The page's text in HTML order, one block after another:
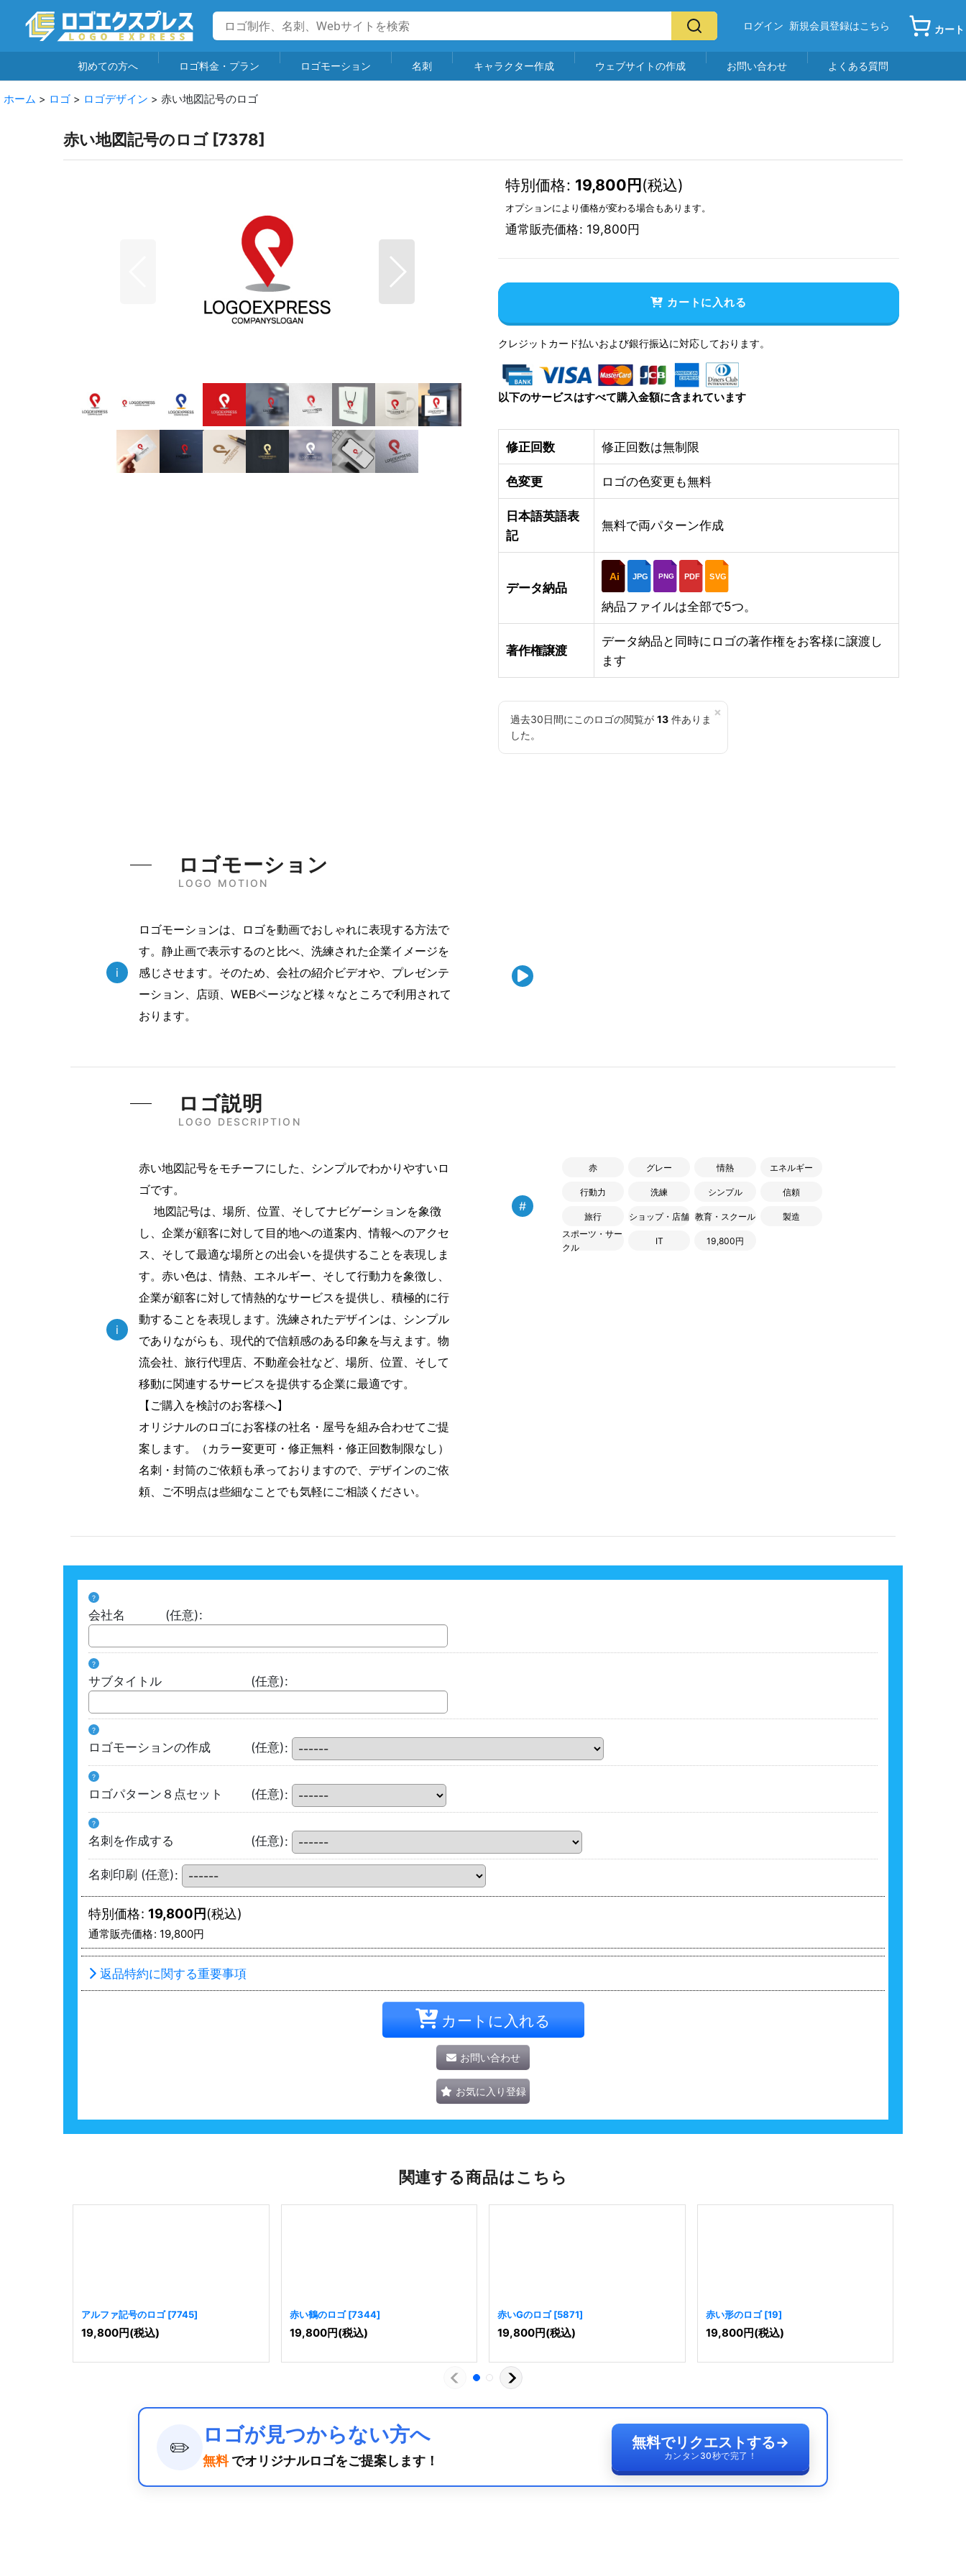
ログイン 新規会員登録はこちら カート
初めての方へ ロゴ料金・プラン ロゴモーション 名刺 キャラクター作成 ウェブサイトの作成 お問い合わせ よくある質問
ホーム > ロゴ > ロゴデザイン > 赤い地図記号のロゴ
赤い地図記号のロゴ [7378]
特別価格: 19,800円(税込)
オプションにより価格が変わる場合もあります。
通常販売価格: 19,800円
カートに入れる
クレジットカード払いおよび銀行振込に対応しております。
以下のサービスはすべて購入金額に含まれています
修正回数 修正回数は無制限
色変更 ロゴの色変更も無料
日本語英語表
記
無料で両パターン作成
データ納品
Ai JPG PNG PDF SVG
納品ファイルは全部で5つ。
著作権譲渡
データ納品と同時にロゴの著作権をお客様に譲渡し
ます
×
過去30日間にこのロゴの閲覧が 13 件ありま
した。
LOGO MOTION
ロゴモーション
i
ロゴモーションは、ロゴを動画でおしゃれに表現する方法で
す。静止画で表示するのと比べ、洗練された企業イメージを
感じさせます。そのため、会社の紹介ビデオや、プレゼンテ
ーション、店頭、WEBページなど様々なところで利用されて
おります。

LOGO DESCRIPTION
ロゴ説明
i
赤い地図記号をモチーフにした、シンプルでわかりやすいロ
ゴです。
地図記号は、場所、位置、そしてナビゲーションを象徴
し、企業が顧客に対して目的地への道案内、情報へのアクセ
ス、そして最適な場所との出会いを提供することを表現しま
す。赤い色は、情熱、エネルギー、そして行動力を象徴し、
企業が顧客に対して情熱的なサービスを提供し、積極的に行
動することを表現します。洗練されたデザインは、シンプル
でありながらも、現代的で信頼感のある印象を与えます。物
流会社、旅行代理店、不動産会社など、場所、位置、そして
移動に関連するサービスを提供する企業に最適です。
【ご購入を検討のお客様へ】
オリジナルのロゴにお客様の社名・屋号を組み合わせてご提
案します。（カラー変更可・修正無料・修正回数制限なし）
名刺・封筒のご依頼も承っておりますので、デザインのご依
頼、ご不明点は些細なことでも気軽にご相談ください。
#
赤 グレー 情熱 エネルギー
行動力 洗練 シンプル 信頼
旅行 ショップ・店舗 教育・スクール
製造
スポーツ・サー
クル
IT 19,800円
?
会社名 (任意):
?
サブタイトル (任意):
?
ロゴモーションの作成 (任意):
?
ロゴパターン８点セット (任意):
?
名刺を作成する (任意):
名刺印刷 (任意):
特別価格: 19,800円(税込)
通常販売価格: 19,800円
返品特約に関する重要事項
カートに入れる
お問い合わせ
お気に入り登録
関連する商品はこちら
アルファ記号のロゴ [7745]
19,800円(税込)
赤い鶴のロゴ [7344]
19,800円(税込)
赤いGのロゴ [5871]
19,800円(税込)
赤い形のロゴ [19]
19,800円(税込)
✏️
ロゴが見つからない方へ
無料 でオリジナルロゴをご提案します！
無料でリクエストする→
カンタン30秒で完了！